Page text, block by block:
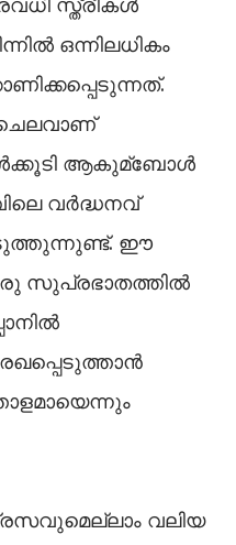
ഒന്നിലധികം
ചെലവാണ്
ആകുമ്ബോള്‍
വര്‍ദ്ധനവ്
ഈ
സുപ്രഭാതത്തില്‍
വലിയ